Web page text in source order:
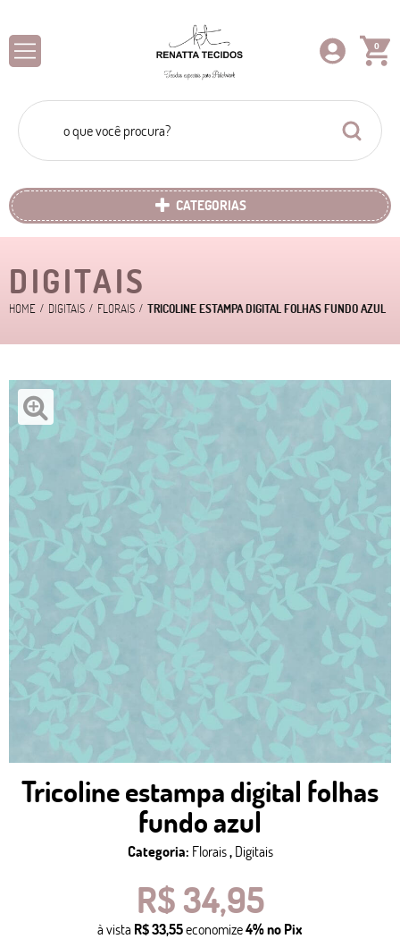
0
CATEGORIAS
DIGITAIS
HOME DIGITAIS FLORAIS TRICOLINE ESTAMPA DIGITAL FOLHAS FUNDO AZUL
Tricoline estampa digital folhas
fundo azul
Categoria: Florais, Digitais
R$ 34,95
à vista R$ 33,55economize4%no Pix